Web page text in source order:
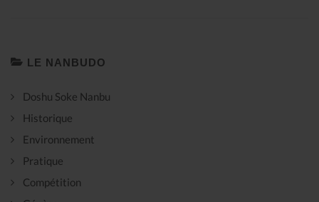
LE NANBUDO
Doshu Soke Nanbu
Historique
Environnement
Pratique
Compétition